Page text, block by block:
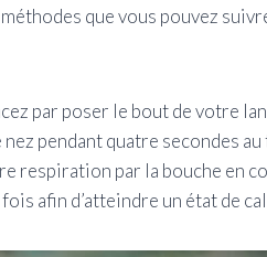
que vous pouvez
par poser le bout de votre
pendant quatre secondes
respiration par la bouche en
afin d’atteindre un état de